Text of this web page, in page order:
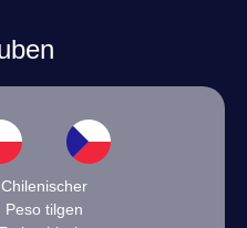
Chilenischer
Peso tilgen